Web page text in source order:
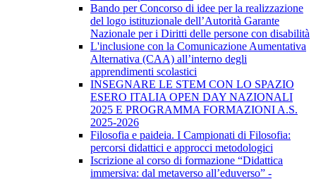
Bando per Concorso di idee per la realizzazione
del logo istituzionale dell’Autorità Garante
Nazionale per i Diritti delle persone con disabilità
L'inclusione con la Comunicazione Aumentativa
Alternativa (CAA) all’interno degli
apprendimenti scolastici
INSEGNARE LE STEM CON LO SPAZIO
ESERO ITALIA OPEN DAY NAZIONALI
2025 E PROGRAMMA FORMAZIONI A.S.
2025-2026
Filosofia e paideia. I Campionati di Filosofia:
percorsi didattici e approcci metodologici
Iscrizione al corso di formazione “Didattica
immersiva: dal metaverso all’eduverso” -